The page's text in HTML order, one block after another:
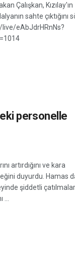
Çalışkan, Kızılay'ın
sahte çıktığını
eAbJdrHRnNs?
personelle
artırdığını ve kara
duyurdu. Hamas
şiddetli